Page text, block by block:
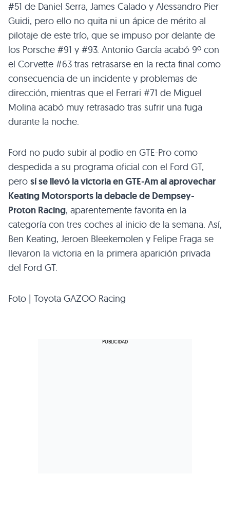
#51 de Daniel Serra, James Calado y Alessandro Pier
Guidi, pero ello no quita ni un ápice de mérito al
pilotaje de este trío, que se impuso por delante de
los Porsche #91 y #93. Antonio García acabó 9º con
el Corvette #63 tras retrasarse en la recta final como
consecuencia de un incidente y problemas de
dirección, mientras que el Ferrari #71 de Miguel
Molina acabó muy retrasado tras sufrir una fuga
durante la noche.
Ford no pudo subir al podio en GTE-Pro como
despedida a su programa oficial con el Ford GT,
pero sí se llevó la victoria en GTE-Am al aprovechar
Keating Motorsports la debacle de Dempsey-
Proton Racing, aparentemente favorita en la
categoría con tres coches al inicio de la semana. Así,
Ben Keating, Jeroen Bleekemolen y Felipe Fraga se
llevaron la victoria en la primera aparición privada
del Ford GT.
Foto | Toyota GAZOO Racing